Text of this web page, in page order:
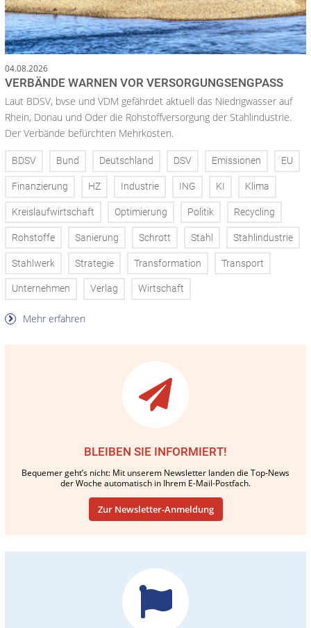
04.08.2026
VERBÄNDE WARNEN VOR VERSORGUNGSENGPASS
Laut BDSV, bvse und VDM gefährdet aktuell das Niedrigwasser auf
Rhein, Donau und Oder die Rohstoffversorgung der Stahlindustrie.
Der Verbände befürchten Mehrkosten.
BDSV Bund Deutschland DSV Emissionen EU
Finanzierung HZ Industrie ING KI Klima
Kreislaufwirtschaft Optimierung Politik Recycling
Rohstoffe Sanierung Schrott Stahl Stahlindustrie
Stahlwerk Strategie Transformation Transport
Unternehmen Verlag Wirtschaft
Mehr erfahren
BLEIBEN SIE INFORMIERT!
Bequemer geht’s nicht: Mit unserem Newsletter landen die Top-News
der Woche automatisch in Ihrem E-Mail-Postfach.
Zur Newsletter-Anmeldung